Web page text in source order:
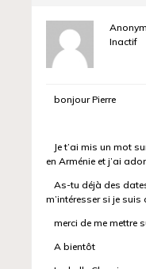
Inactif
bonjour Pierre
Je t’ai mis un mot
en Arménie et j’ai
As-tu déjà des
m’intéresser si je
merci de me mettre
A bientôt